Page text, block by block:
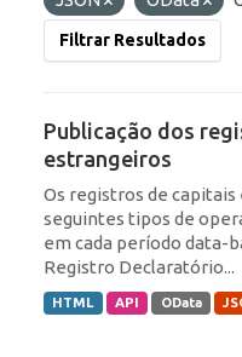
Filtrar Resultados
Publicação dos
estrangeiros
Os registros de
seguintes tipos de
em cada período data-
Registro Declaratório...
HTML API OData